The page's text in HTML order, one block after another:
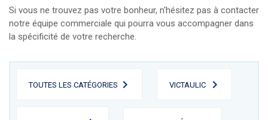
Si vous ne trouvez pas votre bonheur, n'hésitez pas à contacter
notre équipe commerciale qui pourra vous accompagner dans
la spécificité de votre recherche.
TOUTES LES CATÉGORIES VICTAULIC